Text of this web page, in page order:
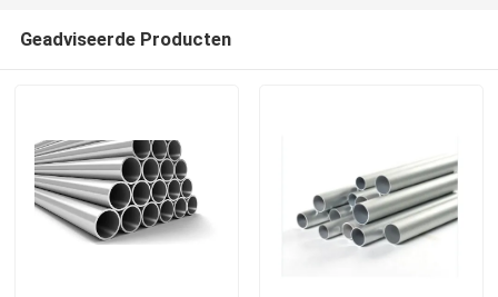
Geadviseerde Producten